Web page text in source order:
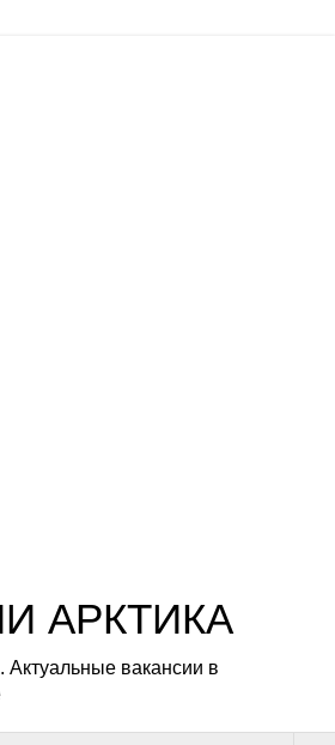
АРКТИКА
Актуальные вакансии в